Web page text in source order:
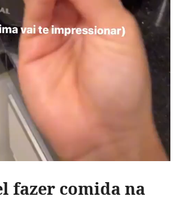
fazer comida na